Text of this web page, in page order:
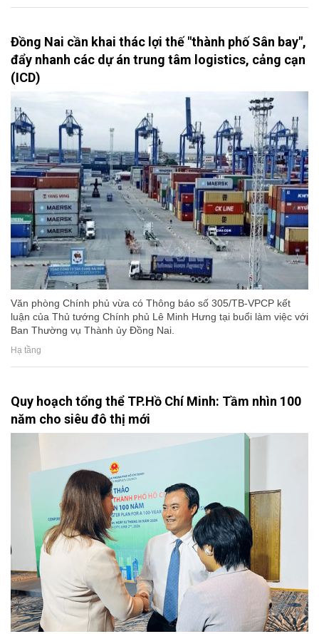
Đồng Nai cần khai thác lợi thế "thành phố Sân bay",
đẩy nhanh các dự án trung tâm logistics, cảng cạn
(ICD)
Văn phòng Chính phủ vừa có Thông báo số 305/TB-VPCP kết
luận của Thủ tướng Chính phủ Lê Minh Hưng tại buổi làm việc với
Ban Thường vụ Thành ủy Đồng Nai.
Hạ tầng
Quy hoạch tổng thể TP.Hồ Chí Minh: Tầm nhìn 100
năm cho siêu đô thị mới